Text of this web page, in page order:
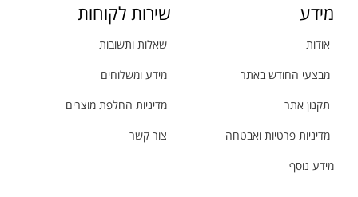
מידע
אודות
מבצעי החודש באתר
תקנון אתר
מדיניות פרטיות ואבטחה
מידע נוסף
שירות לקוחות
שאלות ותשובות
מידע ומשלוחים
מדיניות החלפת מוצרים
צור קשר